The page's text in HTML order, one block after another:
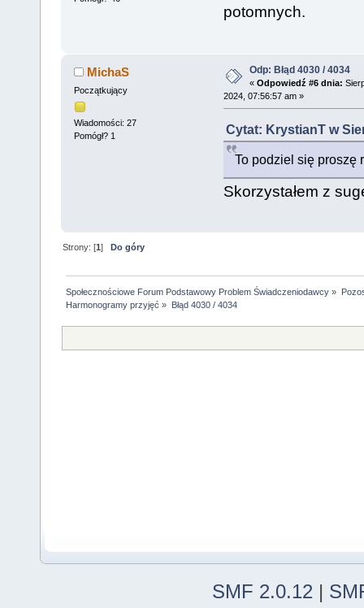
potomnych.
MichaS
Początkujący
Wiadomości: 27
Pomógł? 1
Odp: Błąd 4030 / 4034
« Odpowiedź #6 dnia:
2024, 07:56:57 am »
Cytat: KrystianT w
To podziel się proszę
Skorzystałem z
Strony: [1]Do góry
Społecznościowe Forum Podstawowy Problem Świadczeniodawcy »
Harmonogramy przyjęć » Błąd 4030 / 4034
SMF 2.0.12 |